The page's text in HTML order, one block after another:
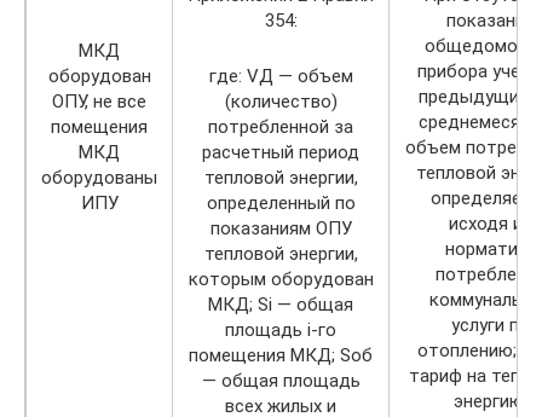
МКД
оборудован
ОПУ, не все
помещения
МКД
оборудованы
ИПУ
354:
где: VД — объем
(количество)
потребленной за
расчетный период
тепловой энергии,
определенный по
показаниям ОПУ
тепловой энергии,
которым оборудован
МКД; Si — общая
площадь i-го
помещения МКД; Sоб
— общая площадь
всех жилых и
показаний
прибора
предыдущий
объем
тепловой
исходя из
норматива
услуги по
отоплению;
тариф на
энергию,